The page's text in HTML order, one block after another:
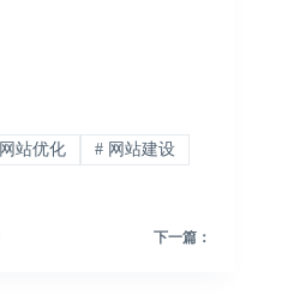
网站优化 # 网站建设
下一篇：